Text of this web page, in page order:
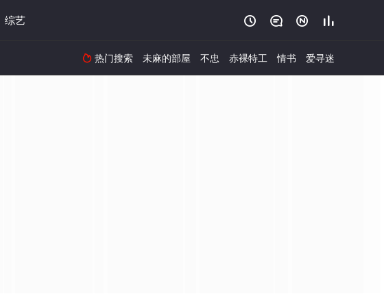
综艺    
 热门搜索 未麻的部屋 不忠 赤裸特工 情书 爱寻迷